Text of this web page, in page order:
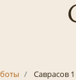
Саврасов 1